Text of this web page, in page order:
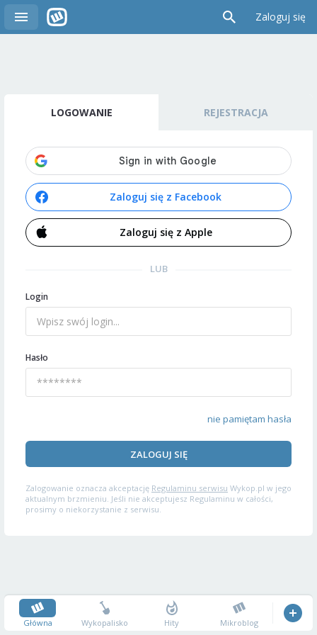
Zaloguj się
LOGOWANIE REJESTRACJA
Zaloguj się z Facebook
Zaloguj się z Apple
LUB
Login
Hasło
nie pamiętam hasła
ZALOGUJ SIĘ
Zalogowanie oznacza akceptację Regulaminu serwisu Wykop.pl w jego
aktualnym brzmieniu. Jeśli nie akceptujesz Regulaminu w całości,
prosimy o niekorzystanie z serwisu.
Główna Wykopalisko Hity Mikroblog